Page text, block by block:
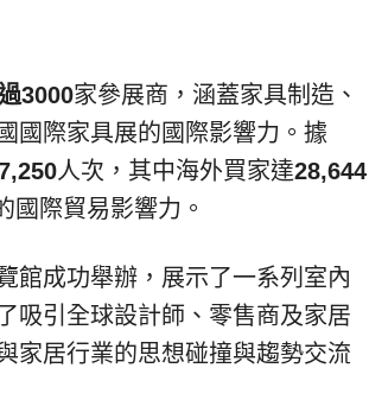
3000家參展商，涵蓋家具制造、
國際家具展的國際影響力。據
人次，其中海外買家達28,644
國際貿易影響力。
館成功舉辦，展示了一系列室內
吸引全球設計師、零售商及家居
家居行業的思想碰撞與趨勢交流